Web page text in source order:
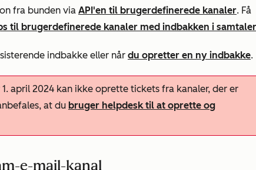
fra bunden via API'en til brugerdefinerede kanaler. Få
til brugerdefinerede kanaler med indbakken i
indbakke eller når du opretter en ny indbakke.
april 2024 kan ikke oprette tickets fra kanaler, der er
at du bruger helpdesk til at oprette og
e-mail-kanal